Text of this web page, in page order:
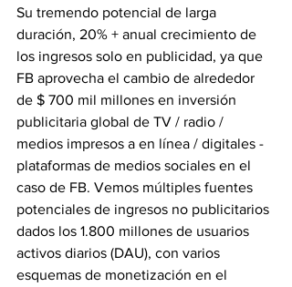
Su tremendo potencial de larga
duración, 20% + anual crecimiento de
los ingresos solo en publicidad, ya que
FB aprovecha el cambio de alrededor
de $ 700 mil millones en inversión
publicitaria global de TV / radio /
medios impresos a en línea / digitales -
plataformas de medios sociales en el
caso de FB. Vemos múltiples fuentes
potenciales de ingresos no publicitarios
dados los 1.800 millones de usuarios
activos diarios (DAU), con varios
esquemas de monetización en el